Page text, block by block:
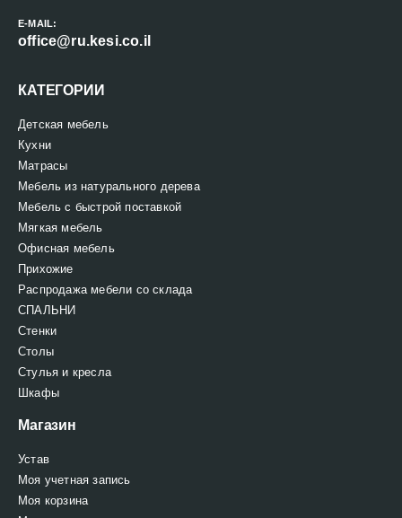
E-MAIL:
office@ru.kesi.co.il
КАТЕГОРИИ
Детская мебель
Кухни
Матрасы
Мебель из натурального дерева
Мебель с быстрой поставкой
Мягкая мебель
Офисная мебель
Прихожие
Распродажа мебели со склада
СПАЛЬНИ
Стенки
Столы
Стулья и кресла
Шкафы
Магазин
Устав
Моя учетная запись
Моя корзина